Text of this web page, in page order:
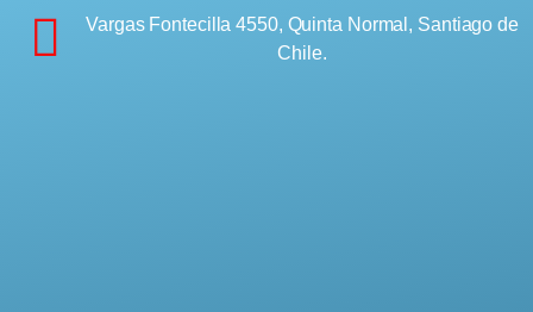
Vargas Fontecilla 4550, Quinta Normal, Santiago de
Chile.